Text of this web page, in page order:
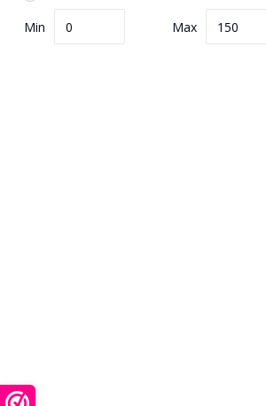
Min Max